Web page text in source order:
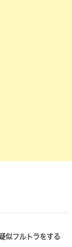
似フルトラをする